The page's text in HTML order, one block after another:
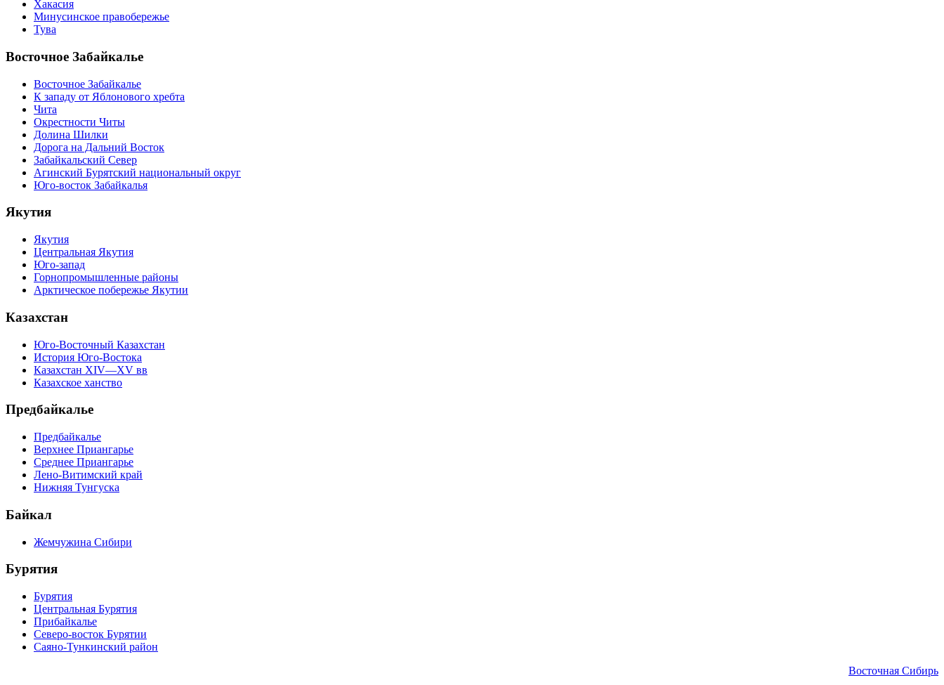
Хакасия
Минусинское правобережье
Тува
Восточное Забайкалье
Восточное Забайкалье
К западу от Яблонового хребта
Чита
Окрестности Читы
Долина Шилки
Дорога на Дальний Восток
Забайкальский Север
Агинский Бурятский национальный округ
Юго-восток Забайкалья
Якутия
Якутия
Центральная Якутия
Юго-запад
Горнопромышленные районы
Арктическое побережье Якутии
Казахстан
Юго-Восточный Казахстан
История Юго-Востока
Казахстан XIV—XV вв
Казахское ханство
Предбайкалье
Предбайкалье
Верхнее Приангарье
Среднее Приангарье
Лено-Витимский край
Нижняя Тунгуска
Байкал
Жемчужина Сибири
Бурятия
Бурятия
Центральная Бурятия
Прибайкалье
Северо-восток Бурятии
Саяно-Тункинский район
Восточная Сибирь